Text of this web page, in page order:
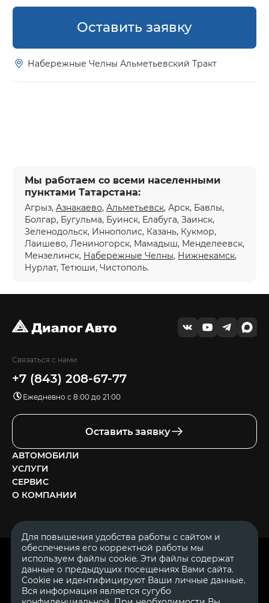
Оставить заявку
Набережные Челны Альметьевский Тракт
Мы работаем со всеми населенными
пунктами Татарстана:
Агрыз, Азнакаево, Альметьевск, Арск, Бавлы,
Болгар, Бугульма, Буинск, Елабуга, Заинск,
Зеленодольск, Иннополис, Казань, Кукмор,
Лаишево, Лениногорск, Мамадыш, Менделеевск,
Мензелинск, Набережные Челны, Нижнекамск,
Нурлат, Тетюши, Чистополь.
Связаться с нами
+7 (843) 208-67-77
Ежедневно с 8:00 до 21:00
Оставить заявку
АВТОМОБИЛИ
УСЛУГИ
СЕРВИС
О КОМПАНИИ
© 2007—2026 «Диалог Авто» — автосалон. Все права защищены.
Обращаем Ваше внимание на то, что данный Интернет-сайт
носит исключительно информационный характер и ни при
ОГРН 1111644005153
ИНН 1644062657
Для повышения удобства работы с сайтом и
обеспечения его корректной работы мы
используем файлы cookie. Эти файлы содержат
данные о предыдущих посещениях Вами сайта.
Cookie не идентифицируют Ваши личные данные.
Вся информация является сугубо